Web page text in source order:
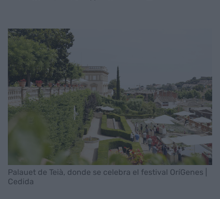
Palauet de Teià, donde se celebra el festival OríGenes |
Cedida